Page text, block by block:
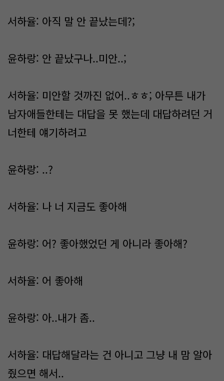
서하율: 아직 말 안 끝났는데?;
윤하랑: 안 끝났구나..미안..;
서하율: 미안할 것까진 없어..ㅎㅎ; 아무튼 내가
남자애들한테는 대답을 못 했는데 대답하려던 거
너한테 얘기하려고
윤하랑: ..?
서하율: 나 너 지금도 좋아해
윤하랑: 어? 좋아했었던 게 아니라 좋아해?
서하율: 어 좋아해
윤하랑: 아..내가 좀..
서하율: 대답해달라는 건 아니고 그냥 내 맘 알아
줬으면 해서..